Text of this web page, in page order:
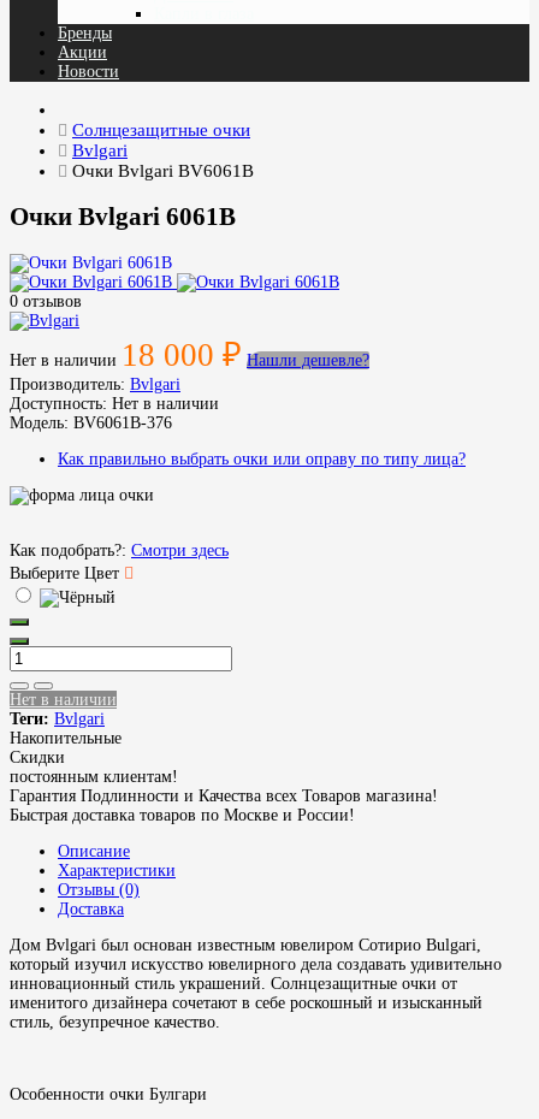
Бренды
Акции
Новости
Солнцезащитные очки
Bvlgari
Очки Bvlgari BV6061B
Очки Bvlgari 6061B
0 отзывов
Нет в наличии 18 000 ₽ Нашли дешевле?
Производитель: Bvlgari
Доступность: Нет в наличии
Модель: BV6061B-376
Как правильно выбрать очки или оправу по типу лица?
Как подобрать?: Смотри здесь
Выберите Цвет
Нет в наличии
Теги: Bvlgari
Накопительные
Скидки
постоянным клиентам!
Гарантия Подлинности и Качества всех Товаров магазина!
Быстрая доставка товаров по Москве и России!
Описание
Характеристики
Отзывы (0)
Доставка
Дом Bvlgari был основан известным ювелиром Сотирио Bulgari,
который изучил искусство ювелирного дела создавать удивительно
инновационный стиль украшений. Солнцезащитные очки от
именитого дизайнера сочетают в себе роскошный и изысканный
стиль, безупречное качество.
Особенности очки Булгари